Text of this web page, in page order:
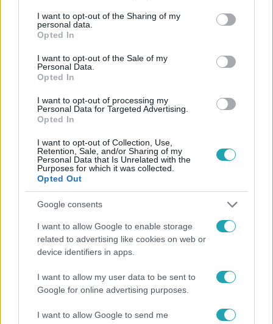
not limited to your visit or usage behaviour. You may click to
grant or deny consent to Google and its third-party tags to
use your data for below specified purposes in below Google
consent section.
I want to opt-out of the Sharing of my
personal data.
Opted In
I want to opt-out of the Sale of my
Personal Data.
Opted In
I want to opt-out of processing my
Personal Data for Targeted Advertising.
Opted In
I want to opt-out of Collection, Use,
Retention, Sale, and/or Sharing of my
Personal Data that Is Unrelated with the
Purposes for which it was collected.
Opted Out
Google consents
I want to allow Google to enable storage
related to advertising like cookies on web or
device identifiers in apps.
I want to allow my user data to be sent to
Google for online advertising purposes.
I want to allow Google to send me
HÍRADÓ EGÉSZSÉGÜGY #ADÁSRÉSZLETEK
Népszerű